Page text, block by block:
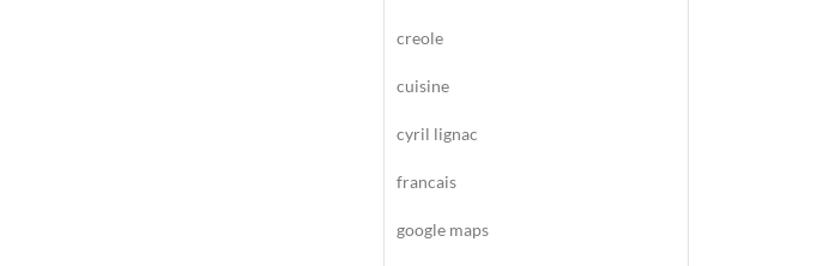
creole
cuisine
cyril lignac
francais
google maps